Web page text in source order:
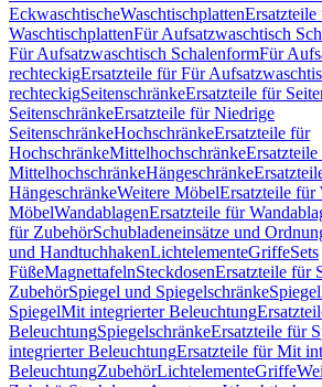
EckwaschtischeWaschtischplattenErsatzteile
WaschtischplattenFür Aufsatzwaschtisch
Für Aufsatzwaschtisch SchalenformFür
rechteckigErsatzteile für Für
rechteckigSeitenschränkeErsatzteile für
SeitenschränkeErsatzteile für Niedrige
SeitenschränkeHochschränkeErsatzteile für
HochschränkeMittelhochschränke
MittelhochschränkeHängeschränke
HängeschränkeWeitere MöbelErsatzteile für
MöbelWandablagenErsatzteile für
für ZubehörSchubladeneinsätze und
und HandtuchhakenLichtelementeGriffeSets
FüßeMagnettafelnSteckdosenErsatzteile für
ZubehörSpiegel und SpiegelschränkeSpiegel
SpiegelMit integrierter Beleuchtung
BeleuchtungSpiegelschränkeErsatzteile für
integrierter BeleuchtungErsatzteile für Mit
BeleuchtungZubehörLichtelementeGriffe